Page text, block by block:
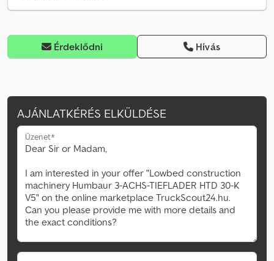
Érdeklődni Hívás
AJÁNLATKÉRÉS ELKÜLDÉSE
Üzenet*